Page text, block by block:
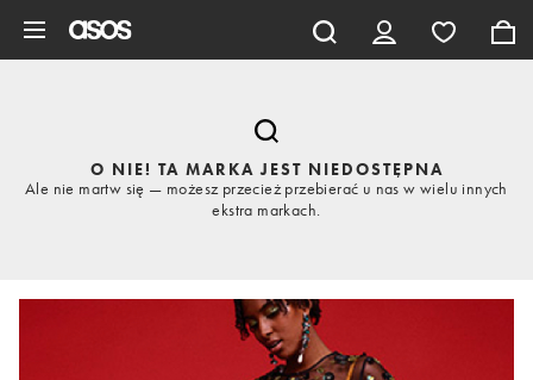
O NIE! TA MARKA JEST NIEDOSTĘPNA
Ale nie martw się — możesz przecież przebierać u nas w wielu innych
ekstra markach.